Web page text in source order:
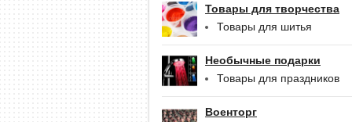
Товары для творчества
Товары для шитья
Необычные подарки
Товары для праздников
Военторг